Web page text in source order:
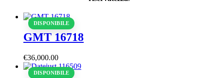
DISPONIBILE
GMT 16718
€36,000.00
DISPONIBILE